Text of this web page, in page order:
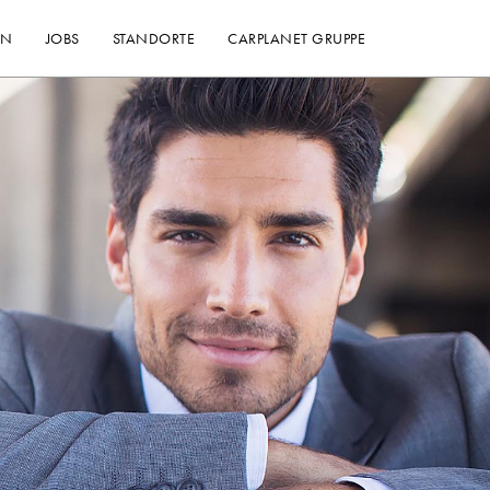
JOBS STANDORTE CARPLANET GRUPPE